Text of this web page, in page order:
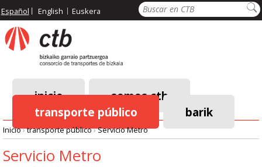
Pasar
al
contenido
principal
Buscar
Español English Euskera
Menú
principal
inicio
somos ctb
transporte público
barik
Ruta
Inicio›transporte público›Servicio Metro
Servicio Metro